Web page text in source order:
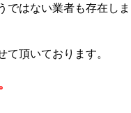
ではない業者も存在しま
頂いております。